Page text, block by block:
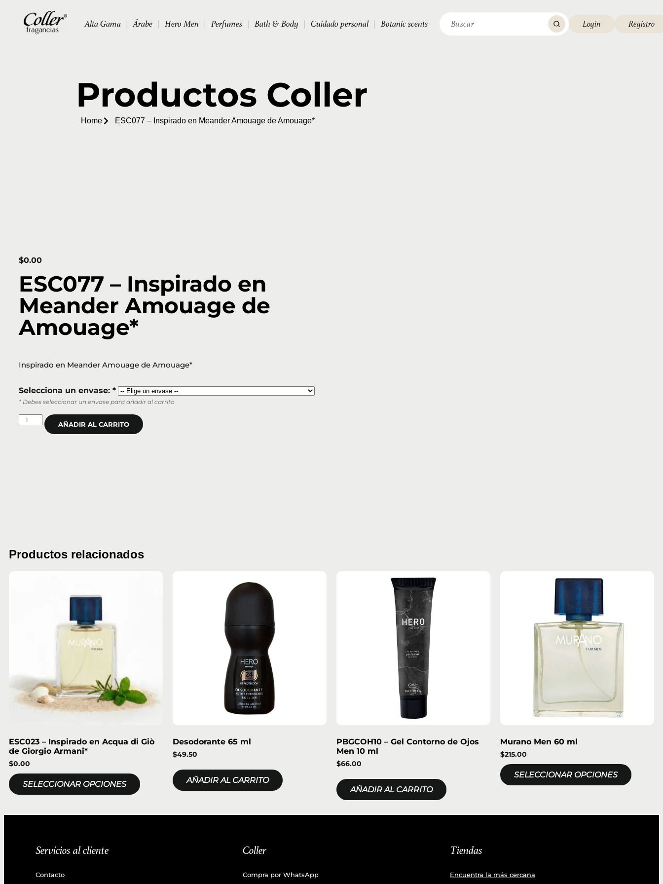
Alta Gama Árabe Hero Men Perfumes Bath & Body Cuidado personal Botanic scents Login Registro
Productos Coller
Home ESC077 – Inspirado en Meander Amouage de Amouage*
$0.00
ESC077 – Inspirado en
Meander Amouage de
Amouage*
Inspirado en Meander Amouage de Amouage*
Selecciona un envase: *
* Debes seleccionar un envase para añadir al carrito
AÑADIR AL CARRITO
Productos relacionados
ESC023 – Inspirado en Acqua di Giò
de Giorgio Armani*
$0.00
SELECCIONAR OPCIONES
Desodorante 65 ml
$49.50
AÑADIR AL CARRITO
PBGCOH10 – Gel Contorno de Ojos
Men 10 ml
$66.00
AÑADIR AL CARRITO
Murano Men 60 ml
$215.00
SELECCIONAR OPCIONES
Servicios al cliente
Contacto
Coller
Compra por WhatsApp
Tiendas
Encuentra la más cercana